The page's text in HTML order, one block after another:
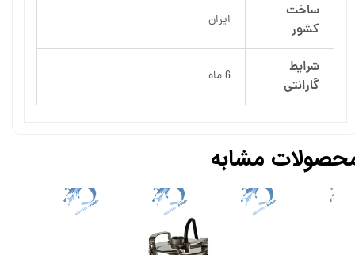
ساخت
کشور
ایران
شرایط
گارانتی
6 ماه
مشابه